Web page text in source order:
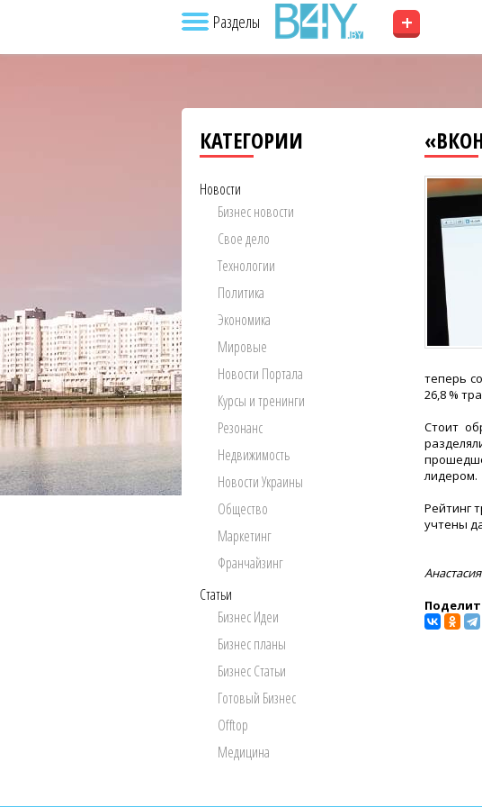
Разделы +
КАТЕГОРИИ
Новости
Бизнес новости
Свое дело
Технологии
Политика
Экономика
Мировые
Новости Портала
Курсы и тренинги
Резонанс
Недвижимость
Новости Украины
Общество
Маркетинг
Франчайзинг
Статьи
Бизнес Идеи
Бизнес планы
Бизнес Статьи
Готовый Бизнес
Offtop
Медицина
теперь
26,8 %
Стоит
лидером.
Рейтинг
учтены